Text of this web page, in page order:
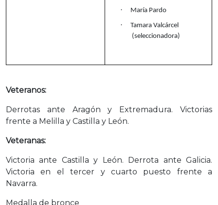
· María Pardo
·
Tamara Valcárcel
(seleccionadora)
Veteranos:
Derrotas ante Aragón y Extremadura. Victorias
frente a Melilla y Castilla y León.
Veteranas:
Victoria ante Castilla y León. Derrota ante Galicia.
Victoria en el tercer y cuarto puesto frente a
Navarra.
Medalla de bronce